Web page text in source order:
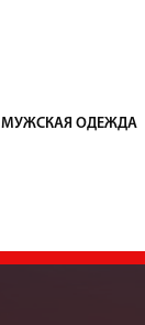
МУЖСКАЯ ОДЕЖДА